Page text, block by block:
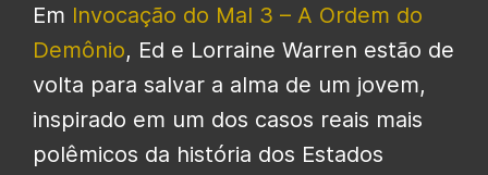
Em Invocação do Mal 3 – A Ordem do
Demônio, Ed e Lorraine Warren estão de
volta para salvar a alma de um jovem,
inspirado em um dos casos reais mais
polêmicos da história dos Estados